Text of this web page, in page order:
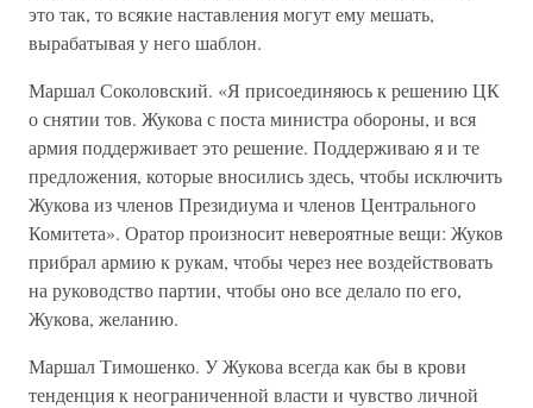
это так, то всякие наставления могут ему мешать,
вырабатывая у него шаблон.
Маршал Соколовский. «Я присоединяюсь к решению ЦК
о снятии тов. Жукова с поста министра обороны, и вся
армия поддерживает это решение. Поддерживаю я и те
предложения, которые вносились здесь, чтобы исключить
Жукова из членов Президиума и членов Центрального
Комитета». Оратор произносит невероятные вещи: Жуков
прибрал армию к рукам, чтобы через нее воздействовать
на руководство партии, чтобы оно все делало по его,
Жукова, желанию.
Маршал Тимошенко. У Жукова всегда как бы в крови
тенденция к неограниченной власти и чувство личной